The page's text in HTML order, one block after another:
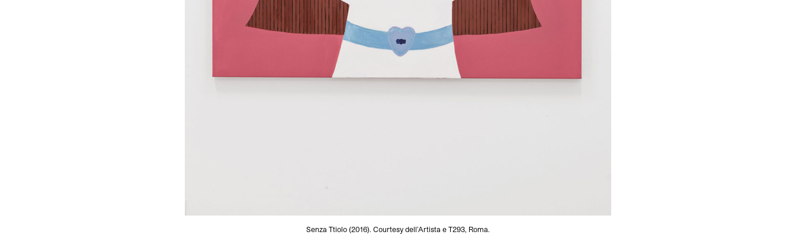
Senza Ttiolo (2016). Courtesy dell’Artista e T293, Roma.